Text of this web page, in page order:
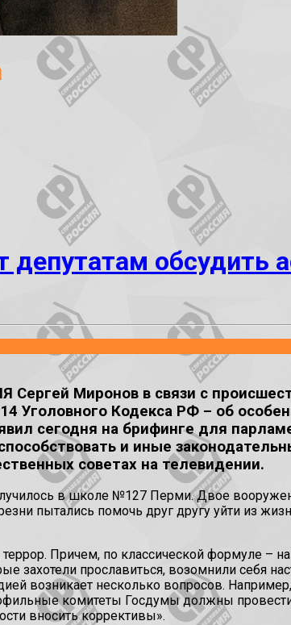
обсудить
Миронов в связи с
Уголовного Кодекса РФ – об
сегодня на брифинге для
и иные
советах на телевидении.
в школе №127 Перми. Двое
пытались помочь друг другу уйти из
Причем, по классической формуле –
захотели прославиться, возомнили себя
возникает несколько вопросов.
комитеты Госдумы должны
вносить коррективы».